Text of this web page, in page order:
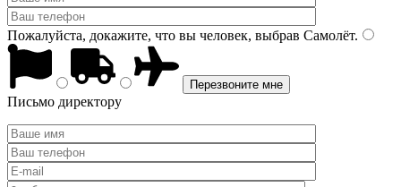
Пожалуйста, докажите, что вы человек, выбрав Самолёт.
Письмо директору